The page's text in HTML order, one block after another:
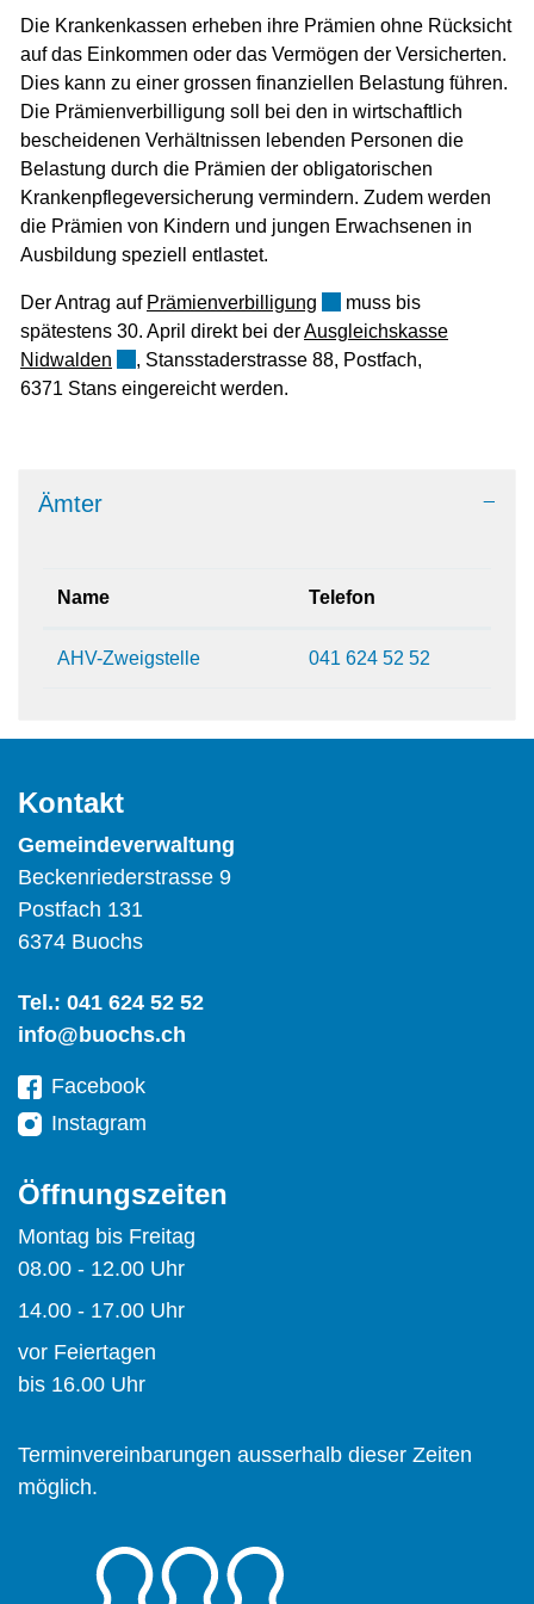
Die Krankenkassen erheben ihre Prämien ohne Rücksicht
auf das Einkommen oder das Vermögen der Versicherten.
Dies kann zu einer grossen finanziellen Belastung führen.
Die Prämienverbilligung soll bei den in wirtschaftlich
bescheidenen Verhältnissen lebenden Personen die
Belastung durch die Prämien der obligatorischen
Krankenpflegeversicherung vermindern. Zudem werden
die Prämien von Kindern und jungen Erwachsenen in
Ausbildung speziell entlastet.
Der Antrag auf Prämienverbilligung Externer Link wird in
muss bis
spätestens 30. April direkt bei derAusgleichskasse
Nidwalden Externer Link wird in einem neuen Fenster
, Stansstaderstrasse 88, Postfach,
6371 Stans eingereicht werden.
Zugehörige Objekte
Ämter
Name Telefon
AHV-Zweigstelle 041 624 52 52
Kontakt
Gemeindeverwaltung
Beckenriederstrasse 9
Postfach 131
6374 Buochs
Tel.: 041 624 52 52
info@buochs.ch
Facebook
Instagram
Öffnungszeiten
Montag bis Freitag
08.00 - 12.00 Uhr
14.00 - 17.00 Uhr
vor Feiertagen
bis 16.00 Uhr
Terminvereinbarungen ausserhalb dieser Zeiten
möglich.